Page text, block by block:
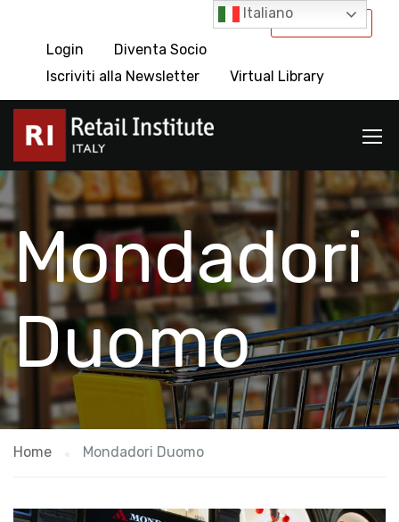
International
Login
Diventa Socio
Iscriviti alla Newsletter
Virtual Library
Mondadori
Duomo
Home Mondadori Duomo
Italiano